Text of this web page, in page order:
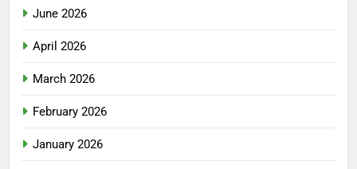
June 2026
April 2026
March 2026
February 2026
January 2026